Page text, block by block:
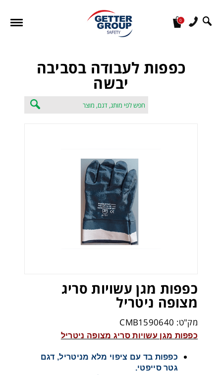
0
כפפות לעבודה בסביבה
יבשה
כפפות מגן עשויות סריג
מצופה ניטריל
מק"ט: CMB1590640
כפפות מגן עשויות סריג מצופה ניטריל
כפפות בד עם ציפוי מלא מניטריל, דגם
גטר סייפטי.